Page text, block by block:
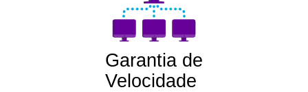
Garantia de
Velocidade